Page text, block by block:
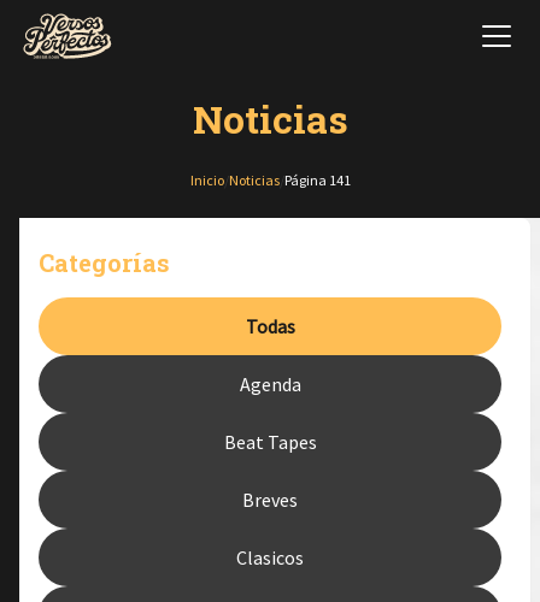
Noticias
Inicio/ Noticias/ Página 141
Categorías
Todas
Agenda
Beat Tapes
Breves
Clasicos